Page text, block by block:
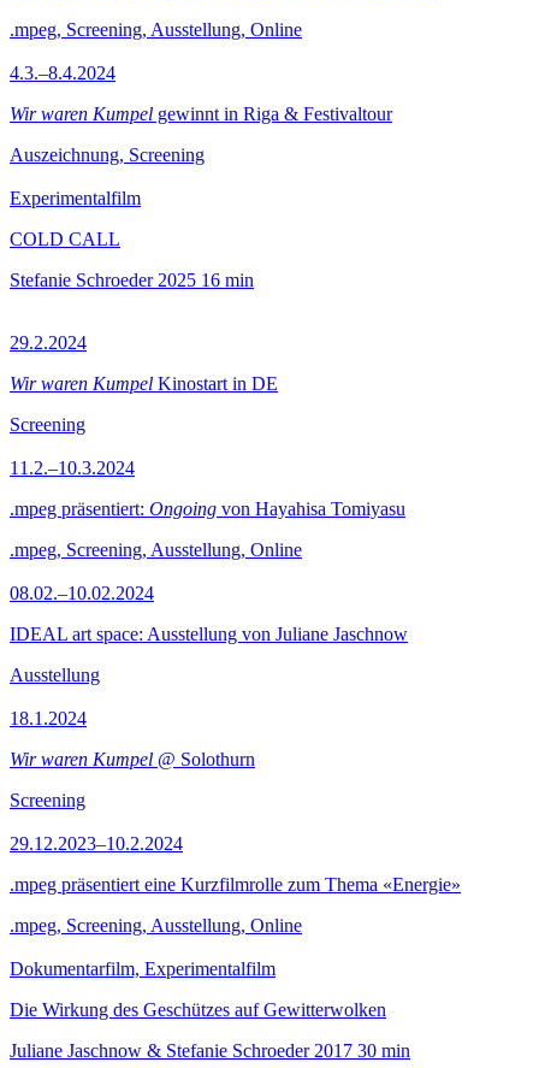
.mpeg, Screening, Ausstellung, Online
4.3.–8.4.2024
Wir waren Kumpel gewinnt in Riga & Festivaltour
Auszeichnung, Screening
Experimentalfilm
COLD CALL
Stefanie Schroeder 2025 16 min
29.2.2024
Wir waren Kumpel Kinostart in DE
Screening
11.2.–10.3.2024
.mpeg präsentiert: Ongoing von Hayahisa Tomiyasu
.mpeg, Screening, Ausstellung, Online
08.02.–10.02.2024
IDEAL art space: Ausstellung von Juliane Jaschnow
Ausstellung
18.1.2024
Wir waren Kumpel @ Solothurn
Screening
29.12.2023–10.2.2024
.mpeg präsentiert eine Kurzfilmrolle zum Thema «Energie»
.mpeg, Screening, Ausstellung, Online
Dokumentarfilm, Experimentalfilm
Die Wirkung des Geschützes auf Gewitterwolken
Juliane Jaschnow & Stefanie Schroeder 2017 30 min